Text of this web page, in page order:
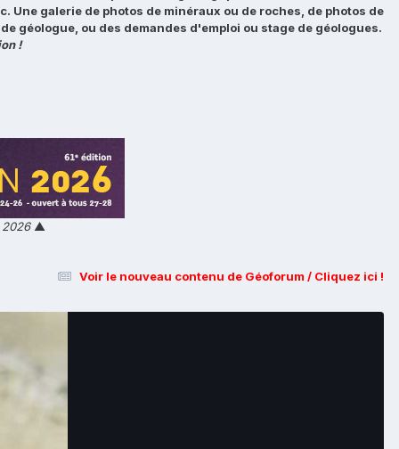
galerie de photos de minéraux ou de roches, de photos de
géologue, ou des demandes d'emploi ou stage de géologues.
!
▲
Voir le nouveau contenu de Géoforum / Cliquez ici !